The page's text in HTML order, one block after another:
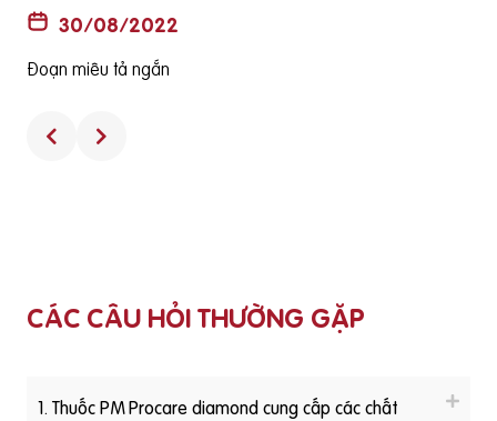
30/08/2022
Đoạn miêu tả ngắn
CÁC CÂU HỎI THƯỜNG GẶP
1. Thuốc PM Procare diamond cung cấp các chất